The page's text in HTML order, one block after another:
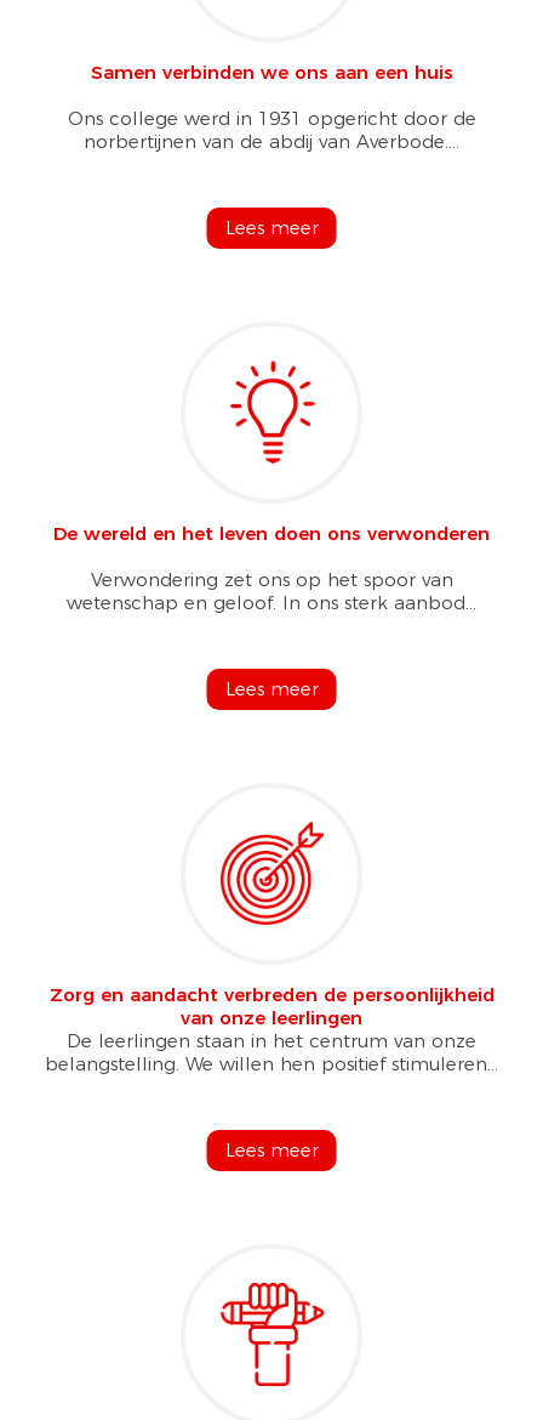
Samen verbinden we ons aan een huis
Ons college werd in 1931 opgericht door de
norbertijnen van de abdij van Averbode....
Lees meer
De wereld en het leven doen ons verwonderen
Verwondering zet ons op het spoor van
wetenschap en geloof. In ons sterk aanbod...
Lees meer
Zorg en aandacht verbreden de persoonlijkheid
van onze leerlingen
De leerlingen staan in het centrum van onze
belangstelling. We willen hen positief stimuleren...
Lees meer